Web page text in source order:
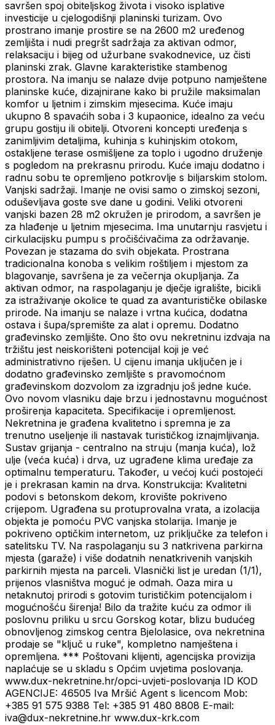
savršen spoj obiteljskog života i visoko isplative
investicije u cjelogodišnji planinski turizam. Ovo
prostrano imanje prostire se na 2600 m2 uređenog
zemljišta i nudi pregršt sadržaja za aktivan odmor,
relaksaciju i bijeg od užurbane svakodnevice, uz čisti
planinski zrak. Glavne karakteristike stambenog
prostora. Na imanju se nalaze dvije potpuno namještene
planinske kuće, dizajnirane kako bi pružile maksimalan
komfor u ljetnim i zimskim mjesecima. Kuće imaju
ukupno 8 spavaćih soba i 3 kupaonice, idealno za veću
grupu gostiju ili obitelji. Otvoreni koncepti uređenja s
zanimljivim detaljima, kuhinja s kuhinjskim otokom,
ostakljene terase osmišljene za toplo i ugodno druženje
s pogledom na prekrasnu prirodu. Kuće imaju dodatno i
radnu sobu te opremljeno potkrovlje s biljarskim stolom.
Vanjski sadržaji. Imanje ne ovisi samo o zimskoj sezoni,
oduševljava goste sve dane u godini. Veliki otvoreni
vanjski bazen 28 m2 okružen je prirodom, a savršen je
za hlađenje u ljetnim mjesecima. Ima unutarnju rasvjetu i
cirkulacijsku pumpu s pročišćivačima za održavanje.
Povezan je stazama do svih objekata. Prostrana
tradicionalna konoba s velikim roštiljem i mjestom za
blagovanje, savršena je za večernja okupljanja. Za
aktivan odmor, na raspolaganju je dječje igralište, bicikli
za istraživanje okolice te quad za avanturističke obilaske
prirode. Na imanju se nalaze i vrtna kućica, dodatna
ostava i šupa/spremište za alat i opremu. Dodatno
građevinsko zemljište. Ono što ovu nekretninu izdvaja na
tržištu jest neiskorišteni potencijal koji je već
administrativno riješen. U cijenu imanja uključen je i
dodatno građevinsko zemljište s pravomoćnom
građevinskom dozvolom za izgradnju još jedne kuće.
Ovo novom vlasniku daje brzu i jednostavnu mogućnost
proširenja kapaciteta. Specifikacije i opremljenost.
Nekretnina je građena kvalitetno i spremna je za
trenutno useljenje ili nastavak turističkog iznajmljivanja.
Sustav grijanja - centralno na struju (manja kuća), lož
ulje (veća kuća) i drva, uz ugrađene klima uređaje za
optimalnu temperaturu. Također, u većoj kući postojeći
je i prekrasan kamin na drva. Konstrukcija: Kvalitetni
podovi s betonskom dekom, krovište pokriveno
crijepom. Ugrađena su protuprovalna vrata, a izolacija
objekta je pomoću PVC vanjska stolarija. Imanje je
pokriveno optičkim internetom, uz priključke za telefon i
satelitsku TV. Na raspolaganju su 3 natkrivena parkirna
mjesta (garaže) i više dodatnih nenatkrivenih vanjskih
parkirnih mjesta na parceli. Vlasnički list je uredan (1/1),
prijenos vlasništva moguć je odmah. Oaza mira u
netaknutoj prirodi s gotovim turističkim potencijalom i
mogućnošću širenja! Bilo da tražite kuću za odmor ili
poslovnu priliku u srcu Gorskog kotar, blizu budućeg
obnovljenog zimskog centra Bjelolasice, ova nekretnina
prodaje se "ključ u ruke", kompletno namještena i
opremljena. *** Poštovani klijenti, agencijska provizija
naplaćuje se u skladu s Općim uvjetima poslovanja.
www.dux-nekretnine.hr/opci-uvjeti-poslovanja ID KOD
AGENCIJE: 46505 Iva Mršić Agent s licencom Mob:
+385 91 575 9388 Tel: +385 91 480 8808 E-mail:
iva@dux-nekretnine.hr www.dux-krk.com